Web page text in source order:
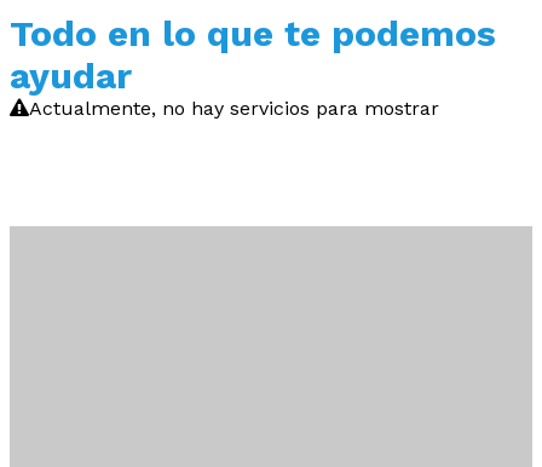
Todo en lo que te podemos
ayudar
Actualmente, no hay servicios para mostrar